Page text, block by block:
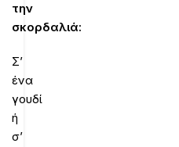
την
σκορδαλιά:
Σ’
ένα
γουδί
ή
σ’